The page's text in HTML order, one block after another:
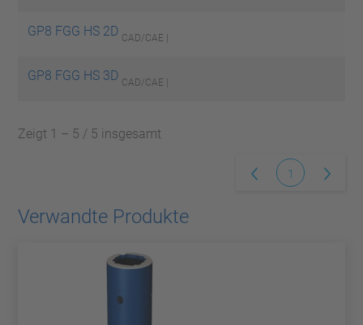
GP8 FGG HS 2D CAD/CAE |
GP8 FGG HS 3D CAD/CAE |
Zeigt 1 – 5 / 5 insgesamt
1
Verwandte Produkte